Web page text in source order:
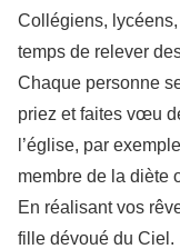
Collégiens,
temps de relever
Chaque personne
priez et faites vœu
l’église, par
membre de la diète
En réalisant vos
fille dévoué du Ciel.